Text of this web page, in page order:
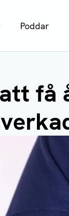
Poddar
få